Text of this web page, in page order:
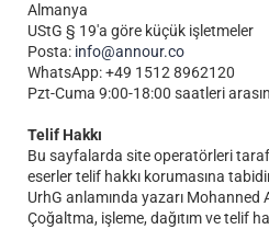
Almanya
UStG § 19'a göre küçük işletmeler
Posta: info@annour.co
WhatsApp: +49 1512 8962120
Pzt-Cuma 9:00-18:00 saatleri
Telif Hakkı
Bu sayfalarda site operatörleri
eserler telif hakkı korumasına
UrhG anlamında yazarı Mohanned
Çoğaltma, işleme, dağıtım ve telif